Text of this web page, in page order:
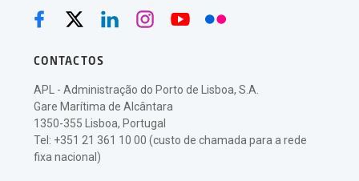
CONTACTOS
APL - Administração do Porto de Lisboa, S.A.
Gare Marítima de Alcântara
1350-355 Lisboa, Portugal
Tel: +351 21 361 10 00 (custo de chamada para a rede
fixa nacional)